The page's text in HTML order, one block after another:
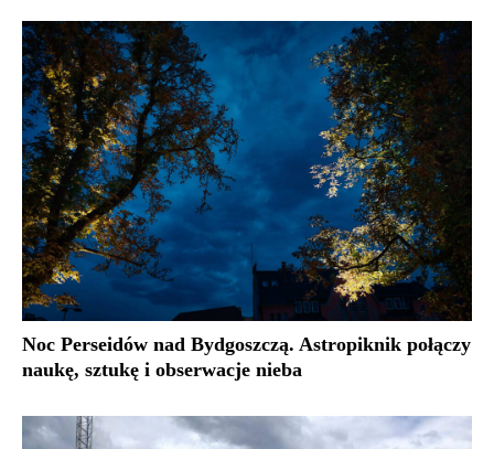
Noc Perseidów nad Bydgoszczą. Astropiknik połączy
naukę, sztukę i obserwacje nieba